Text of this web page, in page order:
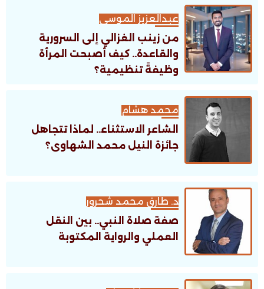
عبدالعزيز الموسى
من زينب الغزالي إلى السرورية
والقاعدة.. كيف أصبحت المرأة
وظيفةً تنظيمية؟
محمد هشام
الشاعر الاستثناء.. لماذا تتجاهل
جائزة النيل محمد الشهاوى؟
د. طارق محمد شحرور
صفة صلاة النبي.. بين النقل
العملي والرواية المكتوبة